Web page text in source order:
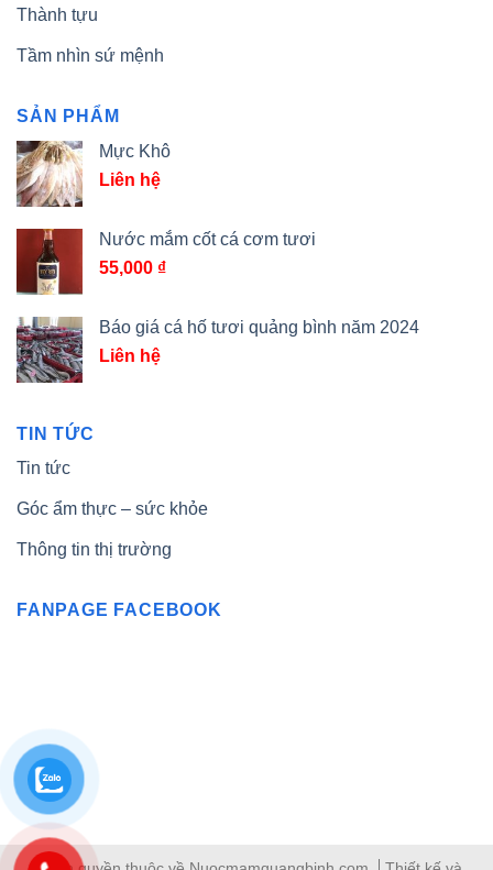
Thành tựu
Tầm nhìn sứ mệnh
SẢN PHẨM
Mực Khô
Liên hệ
Nước mắm cốt cá cơm tươi
55,000 ₫
Báo giá cá hố tươi quảng bình năm 2024
Liên hệ
TIN TỨC
Tin tức
Góc ẩm thực – sức khỏe
Thông tin thị trường
FANPAGE FACEBOOK